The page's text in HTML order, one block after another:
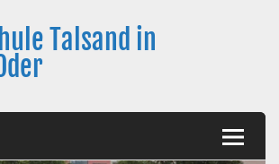
Talsand in